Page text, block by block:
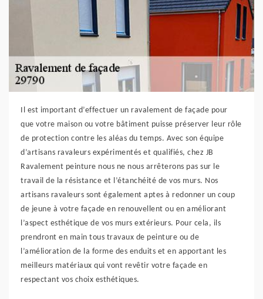
Il est important d’effectuer un ravalement de façade pour
que votre maison ou votre bâtiment puisse préserver leur rôle
de protection contre les aléas du temps. Avec son équipe
d’artisans ravaleurs expérimentés et qualifiés, chez JB
Ravalement peinture nous ne nous arrêterons pas sur le
travail de la résistance et l’étanchéité de vos murs. Nos
artisans ravaleurs sont également aptes à redonner un coup
de jeune à votre façade en renouvellent ou en améliorant
l’aspect esthétique de vos murs extérieurs. Pour cela, ils
prendront en main tous travaux de peinture ou de
l’amélioration de la forme des enduits et en apportant les
meilleurs matériaux qui vont revêtir votre façade en
respectant vos choix esthétiques.